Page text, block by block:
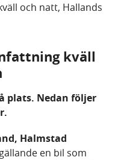
och natt, Hallands
kväll
plats. Nedan följer
Halmstad
en bil som